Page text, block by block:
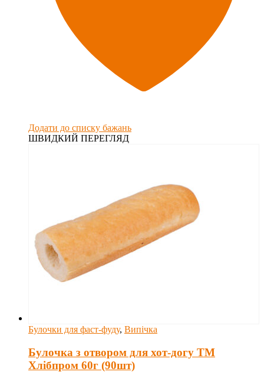
Додати до списку бажань
ШВИДКИЙ ПЕРЕГЛЯД
Булочки для фаст-фуду, Випічка
Булочка з отвором для хот-догу ТМ
Хлібпром 60г (90шт)